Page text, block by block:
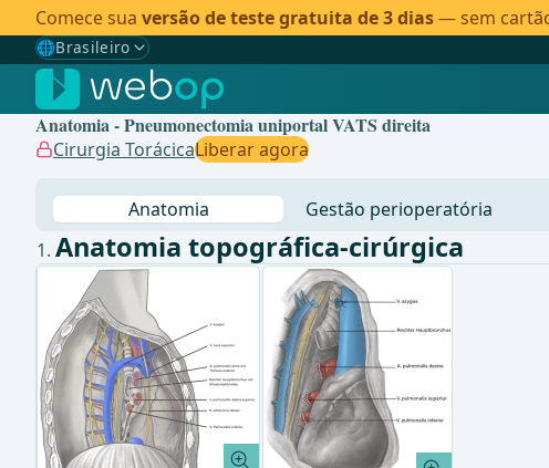
Comece sua versão de teste gratuita de 3 dias— sem
🌐Brasileiro
Gewählte Sprache: Brasileiro
🇩🇪 Alemão
🇬🇧Inglês
Anatomia - Pneumonectomia uniportal VATS direita
Cirurgia TorácicaLiberar agora
Anatomia Gestão perioperatória
Anatomia topográfica-cirúrgica